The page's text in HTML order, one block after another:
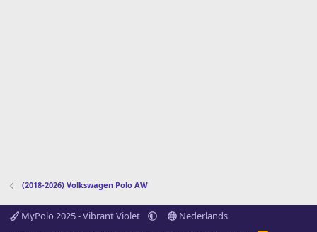
(2018-2026) Volkswagen Polo AW
MyPolo 2025 - Vibrant Violet
Nederlands